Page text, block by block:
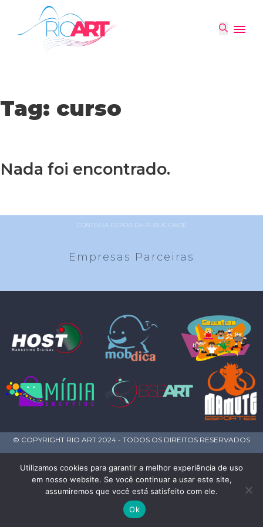
Tag: curso
Nada foi encontrado.
CONTINUA DEPOIS DA PUBLICIDADE
Empresas Parceiras
© COPYRIGHT RIO ART 2024 - TODOS OS DIREITOS RESERVADOS
Utilizamos cookies para garantir a melhor experiência de uso
em nosso website. Se você continuar a usar este site,
assumiremos que você está satisfeito com ele.
Ok